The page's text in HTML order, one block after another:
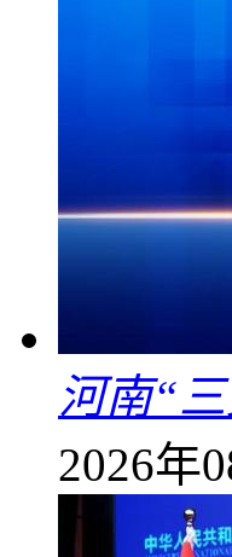
河南“
2026年